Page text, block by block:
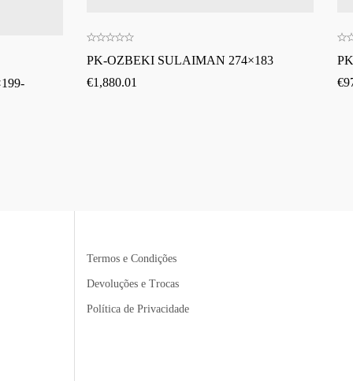
PK-OZBEKI SULAIMAN 274×183
€1,880.01
€
Termos e Condições
Devoluções e Trocas
Política de Privacidade